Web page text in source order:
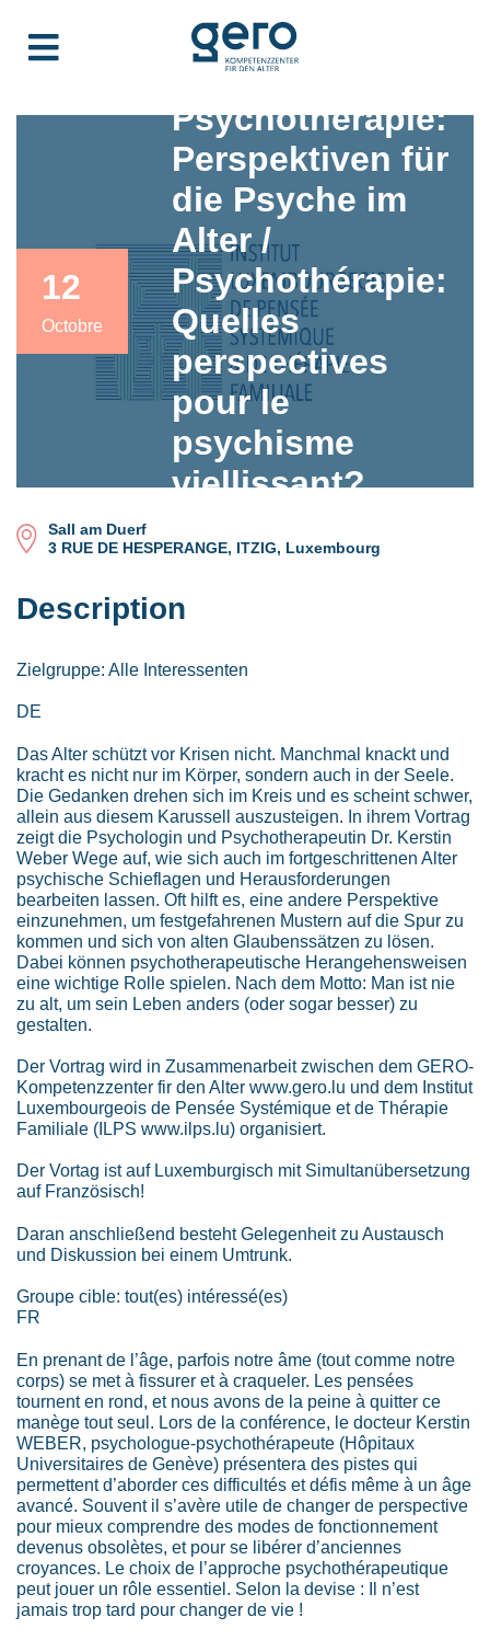
12
Octobre
Psychotherapie:
Perspektiven für
die Psyche im
Alter /
Psychothérapie:
Quelles
perspectives
pour le
psychisme
viellissant?
Sall am Duerf
3 RUE DE HESPERANGE, ITZIG, Luxembourg
Description
Zielgruppe: Alle Interessenten
DE
Das Alter schützt vor Krisen nicht. Manchmal knackt und
kracht es nicht nur im Körper, sondern auch in der Seele.
Die Gedanken drehen sich im Kreis und es scheint schwer,
allein aus diesem Karussell auszusteigen. In ihrem Vortrag
zeigt die Psychologin und Psychotherapeutin Dr. Kerstin
Weber Wege auf, wie sich auch im fortgeschrittenen Alter
psychische Schieflagen und Herausforderungen
bearbeiten lassen. Oft hilft es, eine andere Perspektive
einzunehmen, um festgefahrenen Mustern auf die Spur zu
kommen und sich von alten Glaubenssätzen zu lösen.
Dabei können psychotherapeutische Herangehensweisen
eine wichtige Rolle spielen. Nach dem Motto: Man ist nie
zu alt, um sein Leben anders (oder sogar besser) zu
gestalten.
Der Vortrag wird in Zusammenarbeit zwischen dem GERO-
Kompetenzzenter fir den Alter www.gero.lu und dem Institut
Luxembourgeois de Pensée Systémique et de Thérapie
Familiale (ILPS www.ilps.lu) organisiert.
Der Vortag ist auf Luxemburgisch mit Simultanübersetzung
auf Französisch!
Daran anschließend besteht Gelegenheit zu Austausch
und Diskussion bei einem Umtrunk.
Groupe cible: tout(es) intéressé(es)
FR
En prenant de l’âge, parfois notre âme (tout comme notre
corps) se met à fissurer et à craqueler. Les pensées
tournent en rond, et nous avons de la peine à quitter ce
manège tout seul. Lors de la conférence, le docteur Kerstin
WEBER, psychologue-psychothérapeute (Hôpitaux
Universitaires de Genève) présentera des pistes qui
permettent d’aborder ces difficultés et défis même à un âge
avancé. Souvent il s’avère utile de changer de perspective
pour mieux comprendre des modes de fonctionnement
devenus obsolètes, et pour se libérer d’anciennes
croyances. Le choix de l’approche psychothérapeutique
peut jouer un rôle essentiel. Selon la devise : Il n’est
jamais trop tard pour changer de vie !